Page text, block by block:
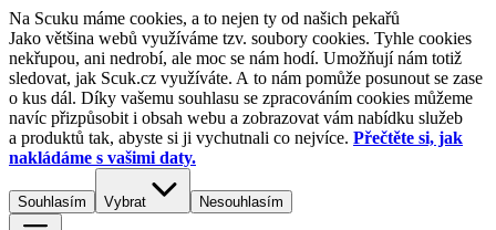
Na Scuku máme cookies, a to nejen ty od našich pekařů
Jako většina webů využíváme tzv. soubory cookies. Tyhle cookies
nekřupou, ani nedrobí, ale moc se nám hodí. Umožňují nám totiž
sledovat, jak Scuk.cz využíváte. A to nám pomůže posunout se zase
o kus dál. Díky vašemu souhlasu se zpracováním cookies můžeme
navíc přizpůsobit i obsah webu a zobrazovat vám nabídku služeb
a produktů tak, abyste si ji vychutnali co nejvíce. Přečtěte si, jak
nakládáme s vašimi daty.
Souhlasím Vybrat Nesouhlasím